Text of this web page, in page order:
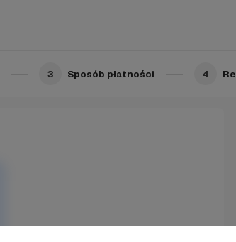
3 Sposób płatności 4